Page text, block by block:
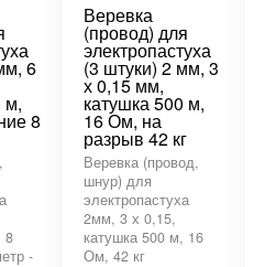
6
м,
8
8
-
Веревка
(провод) для
электропастуха
(3 штуки) 2 мм, 3
х 0,15 мм,
катушка 500 м,
16 Ом, на
разрыв 42 кг
Веревка (провод,
шнур) для
электропастуха
2мм, 3 х 0,15,
катушка 500 м, 16
Ом, 42 кг